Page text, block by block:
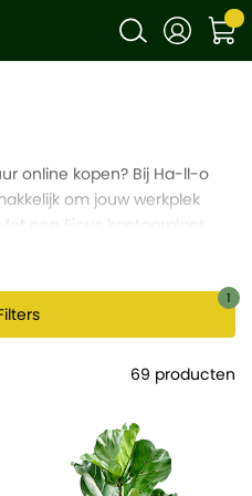
online kopen? Bij Ha-ll-o
om jouw werkplek
en onderhoudsvriendelijke
complete ontzorging.
in het leveren van
vereisen. De Ficus
daarom op nummer 8 in
aan met verschillende
watermeter. Hierdoor
zelf te doen of dit
1
69 producten